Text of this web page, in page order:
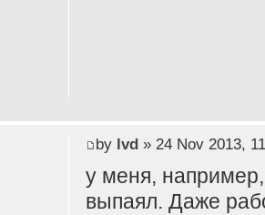
by lvd» 24 Nov 2013,
у меня,
выпаял. Даже